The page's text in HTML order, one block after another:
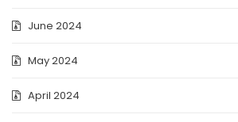
June 2024
May 2024
April 2024